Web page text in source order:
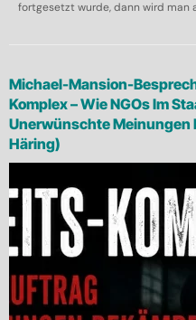
fortgesetzt wurde, dann wird man
Michael-Mansion-
Komplex – Wie NGOs Im
Unerwünschte Meinungen
Häring)